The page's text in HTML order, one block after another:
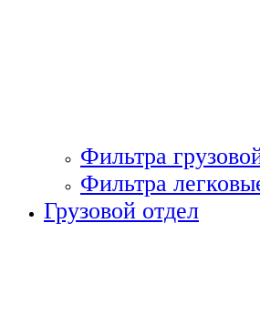
Фильтра
Фильтра
Грузовой отдел